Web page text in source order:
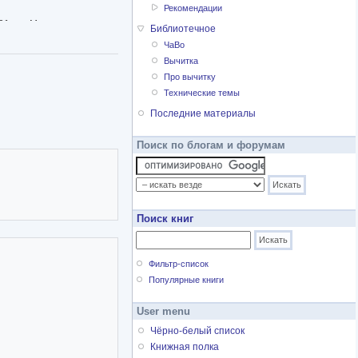
м, «Мачо не плачут»
выходит
о том, что
Рекомендации
Библиотечное
ЧаВо
Вычитка
Про вычитку
Технические темы
Последние материалы
Поиск по блогам и форумам
Поиск книг
Фильтр-список
Популярные книги
User menu
Чёрно-белый список
Книжная полка